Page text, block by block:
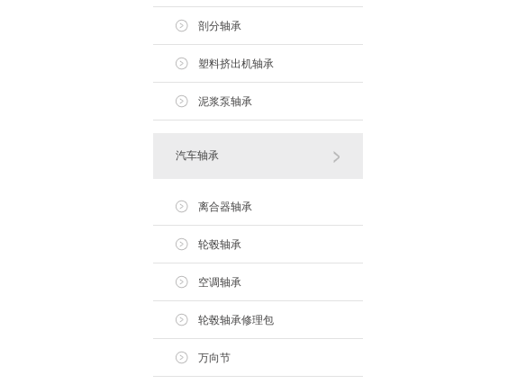
剖分轴承
塑料挤出机轴承
泥浆泵轴承
汽车轴承
离合器轴承
轮毂轴承
空调轴承
轮毂轴承修理包
万向节